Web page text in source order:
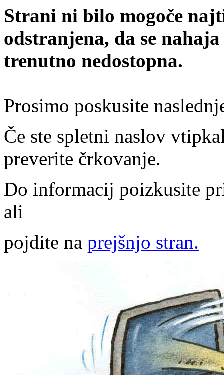
Strani ni bilo mogoče
odstranjena, da se
trenutno nedostopna.
Prosimo poskusite
Če ste spletni naslov
preverite črkovanje.
Do informacij poizkusite
ali
pojdite na prejšnjo stran.